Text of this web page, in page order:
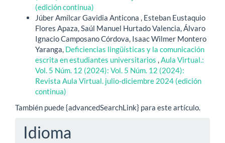
(edición continua)
Júber Amílcar Gavidia Anticona , Esteban Eustaquio
Flores Apaza, Saúl Manuel Hurtado Valencia, Álvaro
Ignacio Camposano Córdova, Isaac Wilmer Montero
Yaranga, Deficiencias lingüísticas y la comunicación
escrita en estudiantes universitarios ,Aula Virtual.:
Vol. 5 Núm. 12 (2024): Vol. 5 Núm. 12 (2024):
Revista Aula Virtual. julio-diciembre 2024 (edición
continua)
También puede {advancedSearchLink} para este artículo.
Idioma